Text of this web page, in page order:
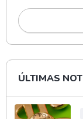
ÚLTIMAS